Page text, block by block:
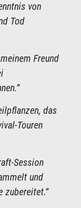
von
Tod
Freund
das
Touren
Session
und
zubereitet.“